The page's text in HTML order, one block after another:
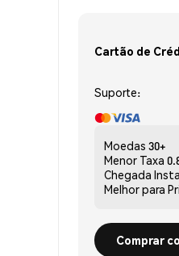
Cartão de
Suporte:
Moedas 30+
Menor Taxa
Chegada
Melhor para
Comprar